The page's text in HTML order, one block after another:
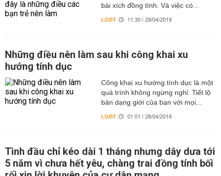
bài xích đồng tính. Và việc có...
LGBT 11:30 | 29/04/2019
Những điều nên làm sau khi công khai xu
hướng tính dục
Công khai xu hướng tính dục là một
quá trình không ngừng nghỉ. Tiết lộ
bản dạng giới của bạn với mọi...
LGBT 01:01 | 28/04/2019
Tình đầu chỉ kéo dài 1 tháng nhưng dây dưa tới
5 năm vì chưa hết yêu, chàng trai đồng tính bối